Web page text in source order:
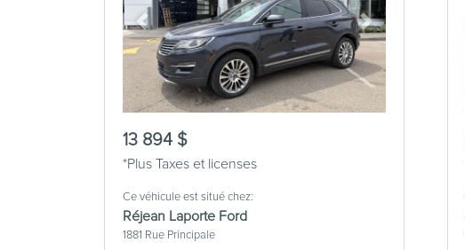
Previous Next
13 894 $
*Plus Taxes et licenses
Ce véhicule est situé chez:
Réjean Laporte Ford
1881 Rue Principale